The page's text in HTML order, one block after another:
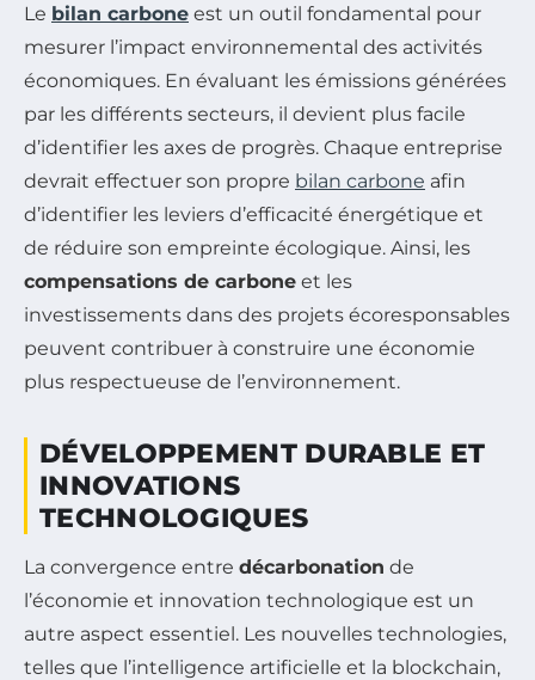
Le bilan carbone est un outil fondamental pour
mesurer l’impact environnemental des activités
économiques. En évaluant les émissions générées
par les différents secteurs, il devient plus facile
d’identifier les axes de progrès. Chaque entreprise
devrait effectuer son propre bilan carbone afin
d’identifier les leviers d’efficacité énergétique et
de réduire son empreinte écologique. Ainsi, les
compensations de carbone et les
investissements dans des projets écoresponsables
peuvent contribuer à construire une économie
plus respectueuse de l’environnement.
DÉVELOPPEMENT DURABLE ET
INNOVATIONS
TECHNOLOGIQUES
La convergence entre décarbonation de
l’économie et innovation technologique est un
autre aspect essentiel. Les nouvelles technologies,
telles que l’intelligence artificielle et la blockchain,